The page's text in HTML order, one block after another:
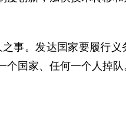
事。发达国家要履行
国家、任何一个人掉